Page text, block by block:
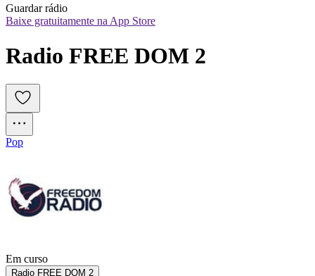
Guardar rádio
Baixe gratuitamente na App Store
Radio FREE DOM 2
Pop
Em curso
Radio FREE DOM 2